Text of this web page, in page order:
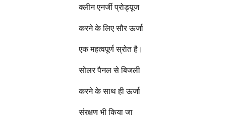
क्लीन एनर्जी प्रोड्यूज
करने के लिए सौर ऊर्जा
एक महत्वपूर्ण स्रोत है।
सोलर पैनल से बिजली
करने के साथ ही ऊर्जा
संरक्षण भी किया जा